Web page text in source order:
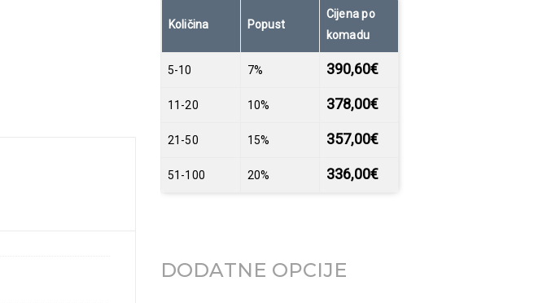
Količina Popust
Cijena po
komadu
5-10 7% 390,60€
11-20 10% 378,00€
21-50 15% 357,00€
51-100 20% 336,00€
DODATNE OPCIJE